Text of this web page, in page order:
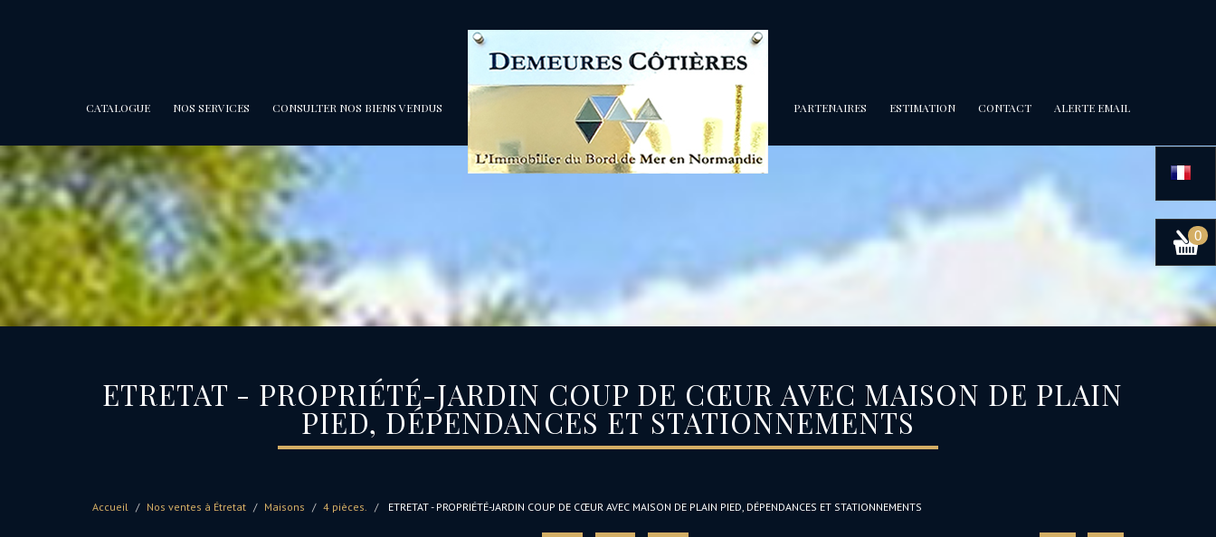
0
CATALOGUE NOS SERVICES CONSULTER NOS BIENS VENDUS PARTENAIRES ESTIMATION CONTACT ALERTE EMAIL
ETRETAT - PROPRIÉTÉ-JARDIN COUP DE CŒUR AVEC MAISON DE PLAIN
PIED, DÉPENDANCES ET STATIONNEMENTS
Accueil Nos ventes à Étretat Maisons 4 pièces. ETRETAT - PROPRIÉTÉ-JARDIN COUP DE CŒUR AVEC MAISON DE PLAIN PIED, DÉPENDANCES ET STATIONNEMENTS